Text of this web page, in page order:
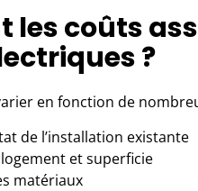
les coûts
?
en fonction de
de l’installation existante
et superficie
matériaux